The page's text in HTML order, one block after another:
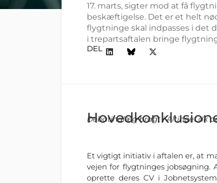
17. marts, sigter mod at få
beskæftigelse. Det er et helt
flygtninge skal indpasses i det
i trepartsaftalen bringe
DEL
Debatindlæg bragt i Altinget.dk
Et vigtigt initiativ i aftalen er, at
vejen for flygtninges jobsøgning.
oprette deres CV i